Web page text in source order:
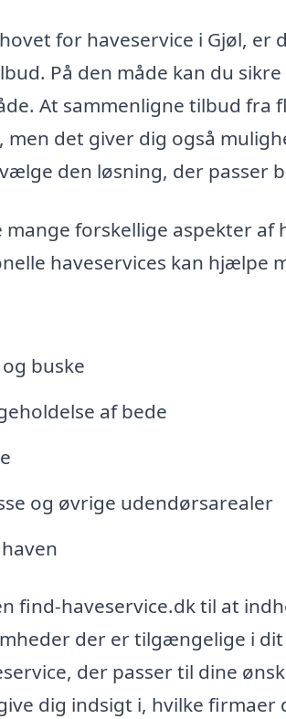
for haveservice i Gjøl,
På den måde kan du
At sammenligne tilbud
det giver dig også
den løsning, der passer
mange forskellige aspekter
haveservices kan hjælpe
buske
af bede
og øvrige udendørsarealer
find-haveservice.dk til at
der er tilgængelige i
der passer til dine
dig indsigt i, hvilke